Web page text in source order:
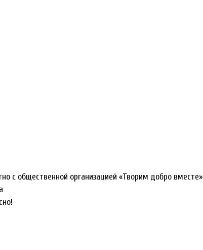
с общественной организацией «Творим добро вместе»